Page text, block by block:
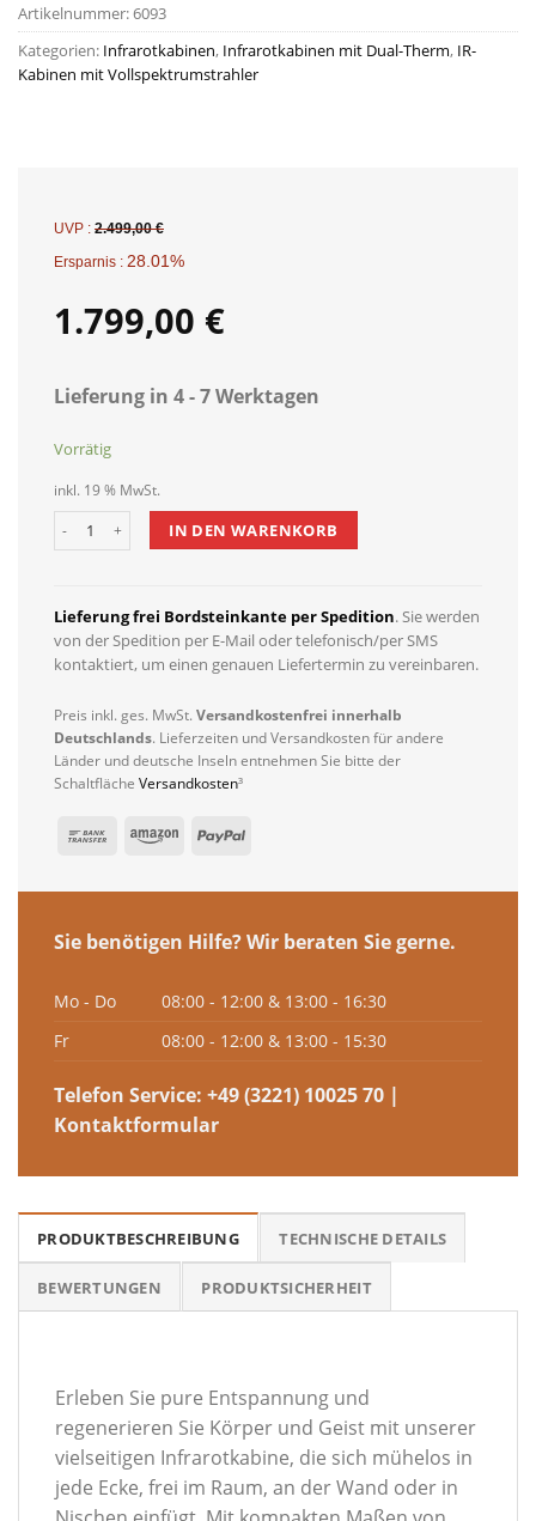
Artikelnummer:6093
Kategorien: Infrarotkabinen, Infrarotkabinen mit Dual-Therm, IR-
Kabinen mit Vollspektrumstrahler
UVP : 2.499,00€
Ersparnis : 28.01%
1.799,00 €
Lieferung in 4 - 7 Werktagen
Vorrätig
inkl. 19 % MwSt.
IN DEN WARENKORB
Lieferung frei Bordsteinkante per Spedition. Sie werden
von der Spedition per E-Mail oder telefonisch/per SMS
kontaktiert, um einen genauen Liefertermin zu vereinbaren.
Preis inkl. ges. MwSt. Versandkostenfrei innerhalb
Deutschlands. Lieferzeiten und Versandkosten für andere
Länder und deutsche Inseln entnehmen Sie bitte der
Schaltfläche Versandkosten³
Sie benötigen Hilfe? Wir beraten Sie gerne.
Mo - Do
08:00 - 12:00 & 13:00 - 16:30
Fr
08:00 - 12:00 & 13:00 - 15:30
Telefon Service: +49 (3221) 10025 70 |
Kontaktformular
PRODUKTBESCHREIBUNG TECHNISCHE DETAILS
BEWERTUNGEN PRODUKTSICHERHEIT
Erleben Sie pure Entspannung und
regenerieren Sie Körper und Geist mit unserer
vielseitigen Infrarotkabine, die sich mühelos in
jede Ecke, frei im Raum, an der Wand oder in